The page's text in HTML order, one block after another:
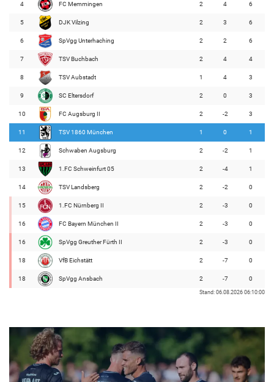
4 FC Memmingen 2 4 6
5 DJK Vilzing 2 3 6
6 SpVgg Unterhaching 2 2 6
7 TSV Buchbach 2 4 4
8 TSV Aubstadt 1 4 3
9 SC Eltersdorf 2 0 3
10 FC Augsburg II 2 -2 3
11 TSV 1860 München 1 0 1
12 Schwaben Augsburg 2 -2 1
13 1.FC Schweinfurt 05 2 -4 1
14 TSV Landsberg 2 -2 0
15 1.FC Nürnberg II 2 -3 0
16 FC Bayern München II 2 -3 0
16 SpVgg Greuther Fürth II 2 -3 0
18 VfB Eichstätt 2 -7 0
18 SpVgg Ansbach 2 -7 0
Stand: 06.08.2026 06:10:00